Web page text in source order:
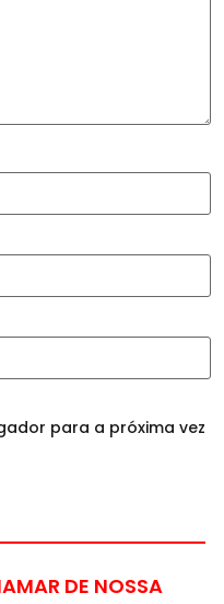
para a próxima vez
DE NOSSA